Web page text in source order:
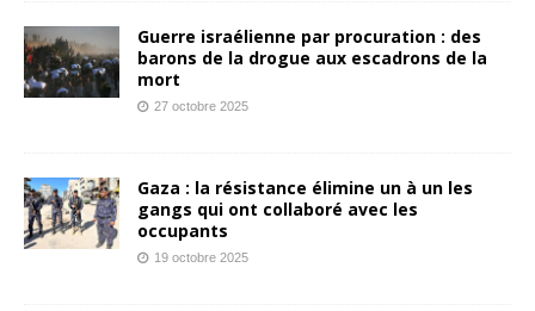
Guerre israélienne par procuration : des
barons de la drogue aux escadrons de la
mort
27 octobre 2025
Gaza : la résistance élimine un à un les
gangs qui ont collaboré avec les
occupants
19 octobre 2025